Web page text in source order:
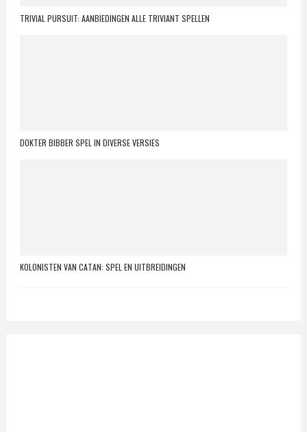
TRIVIAL PURSUIT: AANBIEDINGEN ALLE TRIVIANT SPELLEN
DOKTER BIBBER SPEL IN DIVERSE VERSIES
KOLONISTEN VAN CATAN: SPEL EN UITBREIDINGEN